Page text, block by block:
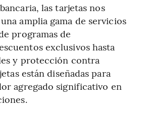
las tarjetas nos
amplia gama de servicios
programas de
exclusivos hasta
y protección contra
están diseñadas para
agregado significativo en